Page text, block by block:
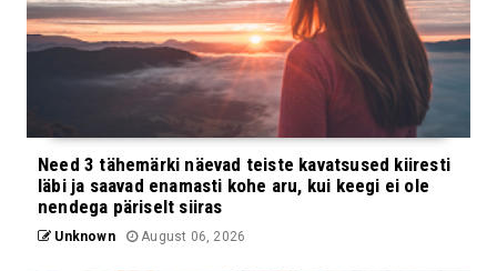
Need 3 tähemärki näevad teiste kavatsused kiiresti
läbi ja saavad enamasti kohe aru, kui keegi ei ole
nendega päriselt siiras
Unknown August 06, 2026